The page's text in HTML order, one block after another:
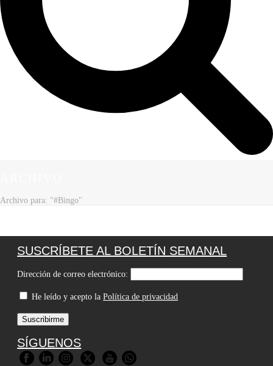
Archivo para: "#Bingo"
SUSCRÍBETE AL BOLETÍN SEMANAL
Dirección de correo electrónico:
He leído y acepto laPolítica de privacidad
SÍGUENOS